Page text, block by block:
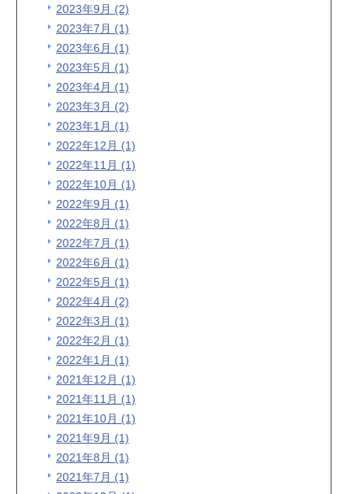
2023年9月 (2)
2023年7月 (1)
2023年6月 (1)
2023年5月 (1)
2023年4月 (1)
2023年3月 (2)
2023年1月 (1)
2022年12月 (1)
2022年11月 (1)
2022年10月 (1)
2022年9月 (1)
2022年8月 (1)
2022年7月 (1)
2022年6月 (1)
2022年5月 (1)
2022年4月 (2)
2022年3月 (1)
2022年2月 (1)
2022年1月 (1)
2021年12月 (1)
2021年11月 (1)
2021年10月 (1)
2021年9月 (1)
2021年8月 (1)
2021年7月 (1)